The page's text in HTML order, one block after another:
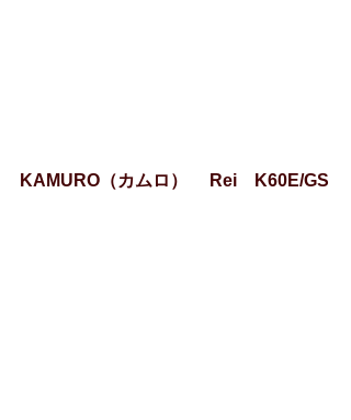
KAMURO（カムロ） 　Rei　K60E/GS